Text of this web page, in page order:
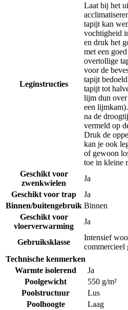
Leginstructies
Laat bij het
tapijt kan
vochtigheid
en druk het
met een
overtollige
voor de
tapijt
tapijt tot
lijm dun over
een
na de
vermeld op
Druk de
kan je ook
of gewoon
toe in kleine
Geschikt voor
zwenkwielen
Ja
Geschikt voor trap
Ja
Binnen/buitengebruik Binnen
Geschikt voor
vloerverwarming
Ja
Gebruiksklasse
Intensief
commercieel
Technische kenmerken
Warmte isolerend
Ja
Poolgewicht
550 g/m²
Poolstructuur
Lus
Poolhoogte
Laag